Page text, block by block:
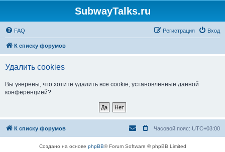
SubwayTalks.ru
FAQ Вход
Регистрация
К списку форумов
Удалить cookies
Вы уверены, что хотите удалить все cookie, установленные данной
конференцией?
К списку форумов Часовой пояс: UTC+03:00
Создано на основе phpBB® Forum Software © phpBB Limited